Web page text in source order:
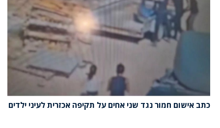
כתב אישום חמור נגד שני אחים על תקיפה אכזרית לעיני ילדים